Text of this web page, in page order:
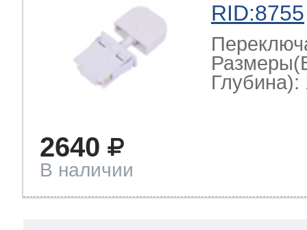
RID:8755
Глубина):
2640
В наличии